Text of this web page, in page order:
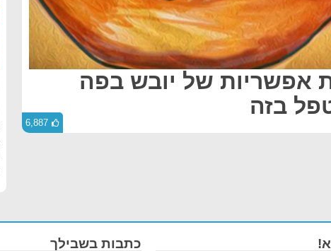
אפשריות של יובש בפה
בזה
6,887
כתבות בשבילך